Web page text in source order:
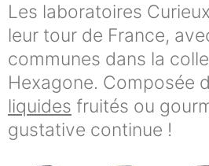
Les laboratoires
leur tour de France,
communes dans la
Hexagone. Composée
liquides fruités ou
gustative continue !